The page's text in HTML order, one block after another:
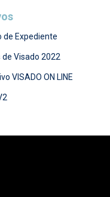
de Expediente
de Visado 2022
VISADO ON LINE